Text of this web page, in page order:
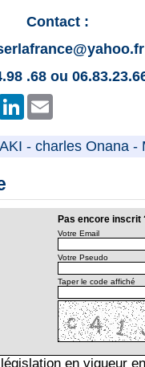
Contact :
.68 ou
LinkedIn
- charles Onana -
Pas encore inscrit
Votre Email
Votre Pseudo
Taper le code affiché